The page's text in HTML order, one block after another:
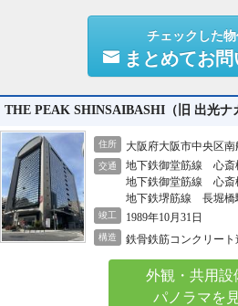
チェックした
まとめてお問
THE PEAK SHINSAIBASHI（旧 出光ナ
住所 大阪府大阪市中央区
交通
地下鉄御堂筋線 心斎
地下鉄御堂筋線 心斎
地下鉄堺筋線 長堀橋
竣工 1989年10月31日
構造 鉄骨鉄筋コンクリー
外観・共用設
パノラマを